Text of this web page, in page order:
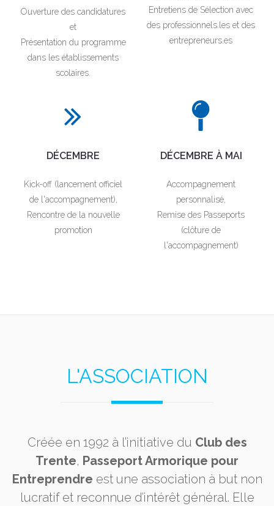
Ouverture des candidatures
et
Présentation du programme
dans les établissements
scolaires.
Entretiens de Sélection avec
des professionnels.les et des
entrepreneurs.es
DÉCEMBRE
Kick-off (lancement officiel
de l'accompagnement),
Rencontre de la nouvelle
promotion
DÉCEMBRE À MAI
Accompagnement
personnalisé,
Remise des Passeports
(clôture de
l'accompagnement)
L'ASSOCIATION
Créée en 1992 à l’initiative du Club des
Trente, Passeport Armorique pour
Entreprendre est une association à but non
lucratif et reconnue d’intérêt général. Elle